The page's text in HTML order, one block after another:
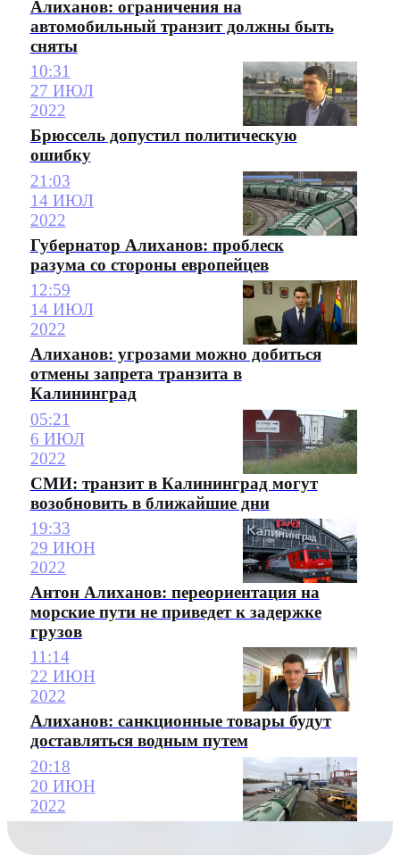
Алиханов: ограничения на
автомобильный транзит должны быть
сняты
10:31
27 ИЮЛ
2022
Брюссель допустил политическую
ошибку
21:03
14 ИЮЛ
2022
Губернатор Алиханов: проблеск
разума со стороны европейцев
12:59
14 ИЮЛ
2022
Алиханов: угрозами можно добиться
отмены запрета транзита в
Калининград
05:21
6 ИЮЛ
2022
СМИ: транзит в Калининград могут
возобновить в ближайшие дни
19:33
29 ИЮН
2022
Антон Алиханов: переориентация на
морские пути не приведет к задержке
грузов
11:14
22 ИЮН
2022
Алиханов: санкционные товары будут
доставляться водным путем
20:18
20 ИЮН
2022